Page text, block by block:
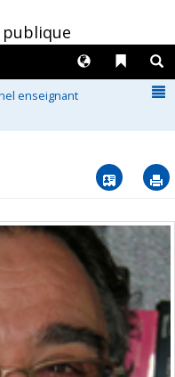
publique
Liens
Langues
enseignant
Vcard